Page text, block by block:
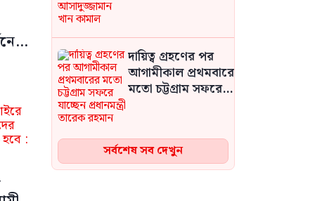
দায়িত্ব গ্রহণের পর
আগামীকাল প্রথমবারের
মতো চট্টগ্রাম সফরে
ইরানের জাতীয় ঐক্য ও
প্রতিরোধ ক্ষমতার কারণে
সর্বশেষ সব দেখুন